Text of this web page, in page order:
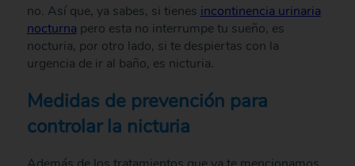
no. Así que, ya sabes, si tienes incontinencia urinaria
nocturna pero esta no interrumpe tu sueño, es
nocturia, por otro lado, si te despiertas con la
urgencia de ir al baño, es nicturia.
Medidas de prevención para
controlar la nicturia